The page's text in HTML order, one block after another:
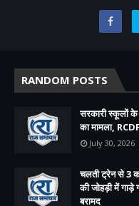
RANDOM POSTS
सरकारी स्कूलों के
का मामला,
July 30, 2026
चलती ट्रेन से 3
की जोहड़ी में
बरामद